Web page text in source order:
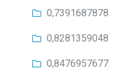
0,7391687878
0,8281359048
0,8476957677